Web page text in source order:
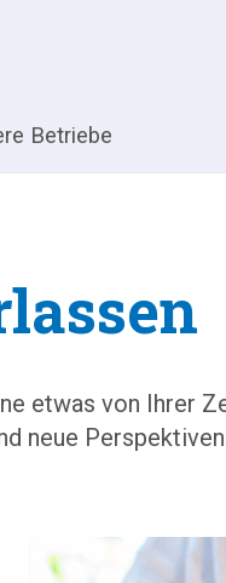
Betriebe
etwas von Ihrer
neue